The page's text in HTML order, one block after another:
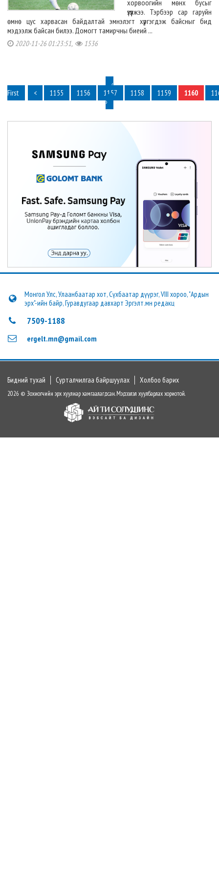
хорвоогийн мөнх бусыг
үзүүлжээ. Тэрбээр сар гаруйн
өмнө цус харвасан байдалтай эмнэлэгт хүргэгдэж байсныг бид
мэдээлж байсан билээ. Домогт тамирчны биеий ...
2020-11-26 01:23:51, 1536
‹
First
< 1155 1156 1157 1158 1159 1160
›
Монгол Улс, Улаанбаатар хот, Сүхбаатар дүүрэг, VIII хороо, "Ардын
эрх"-ийн байр, Гуравдугаар давхарт Эргэлт.мн редакц
7509-1188
ergelt.mn@gmail.com
Бидний тухай Сурталчилгаа байршуулах Холбоо барих
2026 © Зохиогчийн эрх хуулиар хамгаалагдсан. Мэдээлэл хуулбарлах хориотой.